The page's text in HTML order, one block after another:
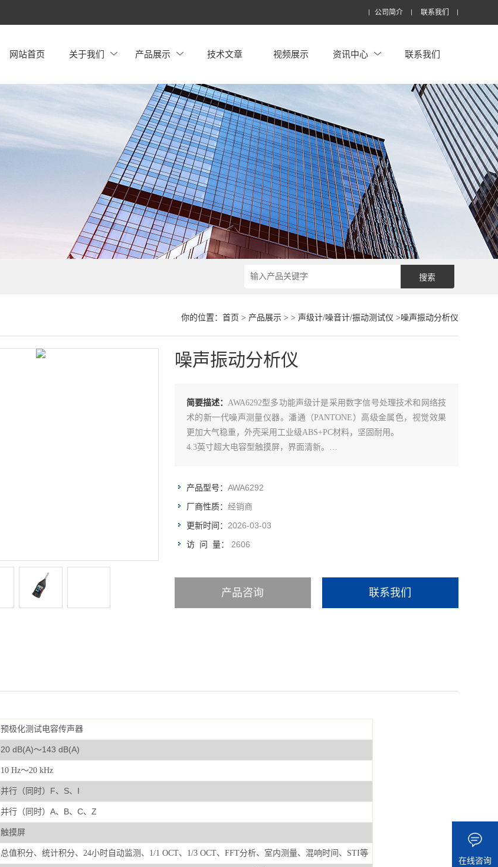
公司简介 联系我们
网站首页 关于我们 产品展示 技术文章 视频展示 资讯中心 联系我们
你的位置： 首页 > 产品展示> > 声级计/噪音计/振动测试仪 >噪声振动分析仪
噪声振动分析仪
简要描述： AWA6292型多功能声级计是采用数字信号处理技术和网络技
术的新一代噪声测量仪器。潘通（PANTONE）高级金属色，视觉效果
更加大气稳重，外壳采用工业级ABS+PC材料，坚固耐用。
4.3英寸超大电容型触摸屏，界面清新。
该仪器主要应用于工业机器和产品噪声测量、环境噪声测量、工作场所
噪声测量、机场噪声测量、厅堂
产品型号： AWA6292
厂商性质： 经销商
更新时间： 2026-03-03
访 问 量： 2606
产品咨询 联系我们
预极化测试电容传声器
20 dB(A)～143 dB(A)
10 Hz～20 kHz
并行（同时）F、S、I
并行（同时）A、B、C、Z
触摸屏
总值积分、统计积分、24小时自动监测、1/1 OCT、1/3 OCT、FFT分析、室内测量、混响时间、STI等
在线咨询